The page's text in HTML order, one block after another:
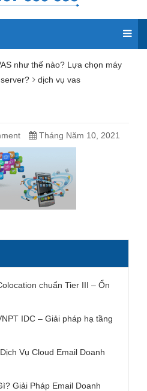
như thế nào? Lựa chọn máy
dịch vụ vas
Tháng Năm 10, 2021
chuẩn Tier III – Ổn
IDC – Giải pháp hạ tầng
Vụ Cloud Email Doanh
Giải Pháp Email Doanh